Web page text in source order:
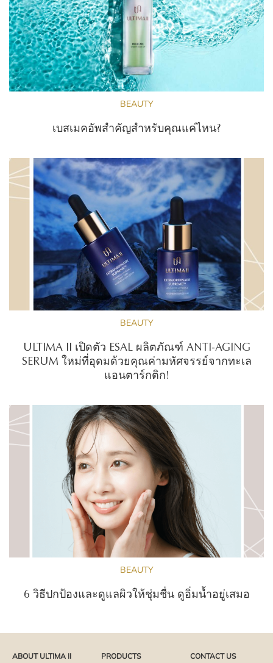
BEAUTY
เบสเมคอัพสำคัญสำหรับคุณแค่ไหน?
BEAUTY
ULTIMA II เปิดตัว ESAL ผลิตภัณฑ์ ANTI-AGING
SERUM ใหม่ที่อุดมด้วยคุณค่ามหัศจรรย์จากทะเล
แอนตาร์กติก!
BEAUTY
6 วิธีปกป้องและดูแลผิวให้ชุ่มชื่น ดูอิ่มน้ำอยู่เสมอ
ABOUT ULTIMA II PRODUCTS CONTACT US